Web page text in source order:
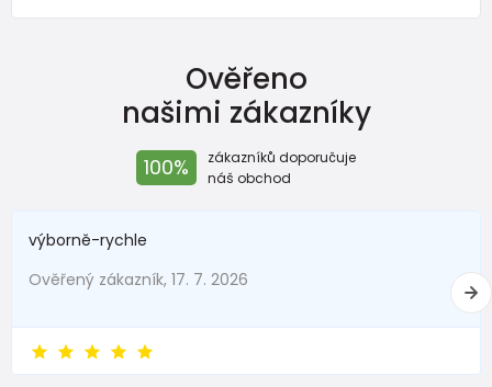
Ověřeno
našimi zákazníky
100%
zákazníků doporučuje
náš obchod
výborně-rychle
Ověřený zákazník, 17. 7. 2026